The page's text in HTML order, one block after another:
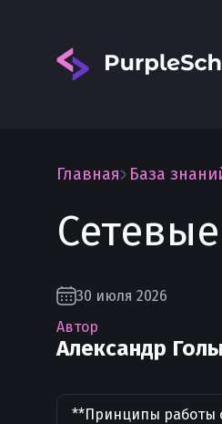
Главная База
30 июля 2026
Автор
Александр
**Принципы работы